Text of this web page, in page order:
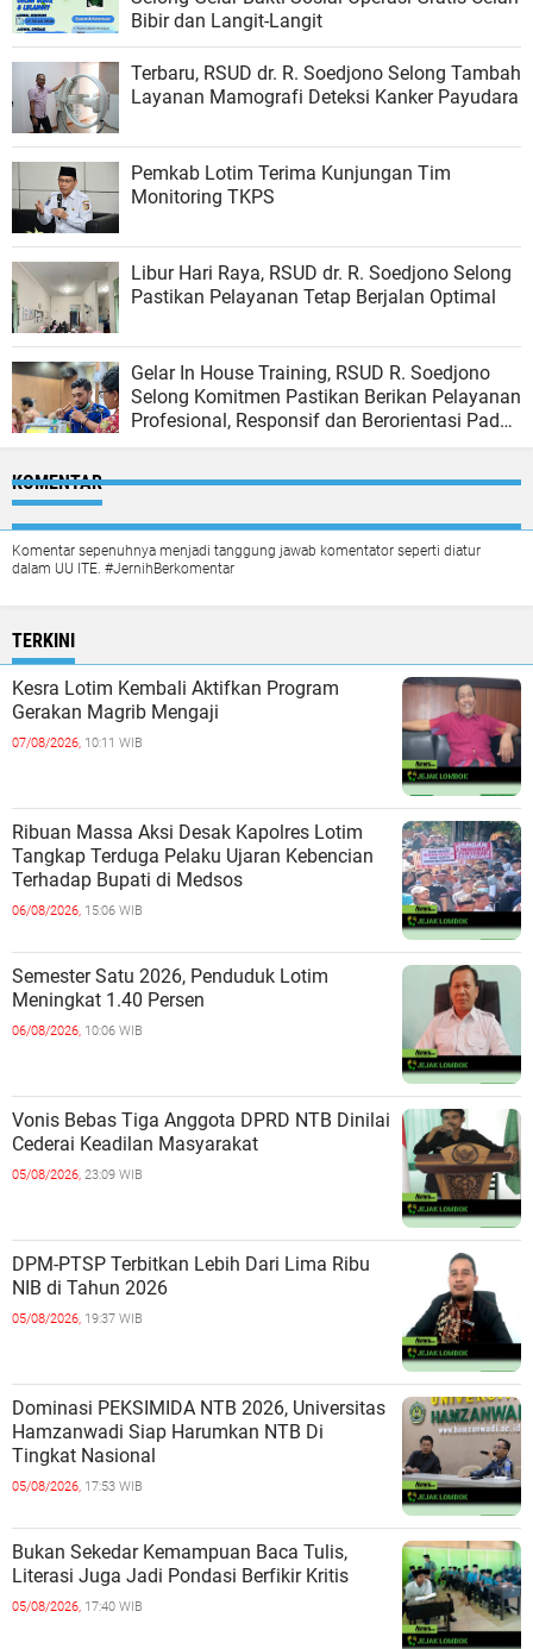
Bibir dan Langit-Langit
Terbaru, RSUD dr. R. Soedjono Selong Tambah
Layanan Mamografi Deteksi Kanker Payudara
Pemkab Lotim Terima Kunjungan Tim
Monitoring TKPS
Libur Hari Raya, RSUD dr. R. Soedjono Selong
Pastikan Pelayanan Tetap Berjalan Optimal
Gelar In House Training, RSUD R. Soedjono
Selong Komitmen Pastikan Berikan Pelayanan
Profesional, Responsif dan Berorientasi Pada
KOMENTAR
Komentar sepenuhnya menjadi tanggung jawab komentator seperti diatur
dalam UU ITE. #JernihBerkomentar
TERKINI
Kesra Lotim Kembali Aktifkan Program
Gerakan Magrib Mengaji
07/08/2026, 10:11 WIB
Ribuan Massa Aksi Desak Kapolres Lotim
Tangkap Terduga Pelaku Ujaran Kebencian
Terhadap Bupati di Medsos
06/08/2026, 15:06 WIB
Semester Satu 2026, Penduduk Lotim
Meningkat 1.40 Persen
06/08/2026, 10:06 WIB
Vonis Bebas Tiga Anggota DPRD NTB Dinilai
Cederai Keadilan Masyarakat
05/08/2026, 23:09 WIB
DPM-PTSP Terbitkan Lebih Dari Lima Ribu
NIB di Tahun 2026
05/08/2026, 19:37 WIB
Dominasi PEKSIMIDA NTB 2026, Universitas
Hamzanwadi Siap Harumkan NTB Di
Tingkat Nasional
05/08/2026, 17:53 WIB
Bukan Sekedar Kemampuan Baca Tulis,
Literasi Juga Jadi Pondasi Berfikir Kritis
05/08/2026, 17:40 WIB